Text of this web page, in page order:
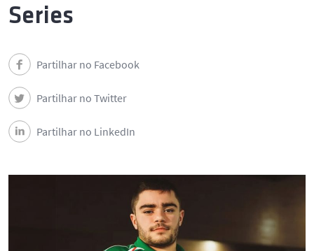
Eventos
Contactos do DEEC
Series
Partilhar no Facebook
Partilhar no Twitter
Partilhar no LinkedIn